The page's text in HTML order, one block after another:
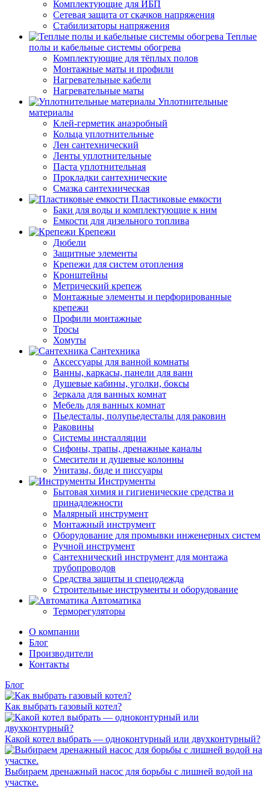
Комплектующие для ИБП
Сетевая защита от скачков напряжения
Стабилизаторы напряжения
Теплые
полы и кабельные системы обогрева
Комплектующие для тёплых полов
Монтажные маты и профили
Нагревательные кабели
Нагревательные маты
Уплотнительные
материалы
Клей-герметик анаэробный
Кольца уплотнительные
Лен сантехнический
Ленты уплотнительные
Паста уплотнительная
Прокладки сантехнические
Смазка сантехническая
Пластиковые емкости
Баки для воды и комплектующие к ним
Емкости для дизельного топлива
Крепежи
Дюбели
Защитные элементы
Крепежи для систем отопления
Кронштейны
Метрический крепеж
Монтажные элементы и перфорированные
крепежи
Профили монтажные
Тросы
Хомуты
Сантехника
Аксессуары для ванной комнаты
Ванны, каркасы, панели для ванн
Душевые кабины, уголки, боксы
Зеркала для ванных комнат
Мебель для ванных комнат
Пьедесталы, полупьедесталы для раковин
Раковины
Системы инсталляции
Сифоны, трапы, дренажные каналы
Смесители и душевые колонны
Унитазы, биде и писсуары
Инструменты
Бытовая химия и гигиенические средства и
принадлежности
Малярный инструмент
Монтажный инструмент
Оборудование для промывки инженерных систем
Ручной инструмент
Сантехнический инструмент для монтажа
трубопроводов
Средства защиты и спецодежда
Строительные инструменты и оборудование
Автоматика
Терморегуляторы
О компании
Блог
Производители
Контакты
Блог
Как выбрать газовый котел?
Какой котел выбрать — одноконтурный или двухконтурный?
Выбираем дренажный насос для борьбы с лишней водой на
участке.